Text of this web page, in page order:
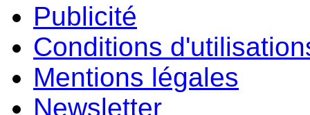
Publicité
Conditions
Mentions légales
Newsletter